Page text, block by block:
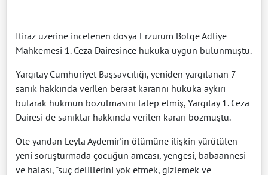
İtiraz üzerine incelenen dosya Erzurum Bölge Adliye
Mahkemesi 1. Ceza Dairesince hukuka uygun bulunmuştu.
Yargıtay Cumhuriyet Başsavcılığı, yeniden yargılanan 7
sanık hakkında verilen beraat kararını hukuka aykırı
bularak hükmün bozulmasını talep etmiş, Yargıtay 1. Ceza
Dairesi de sanıklar hakkında verilen kararı bozmuştu.
Öte yandan Leyla Aydemir'in ölümüne ilişkin yürütülen
yeni soruşturmada çocuğun amcası, yengesi, babaannesi
ve halası, "suç delillerini yok etmek, gizlemek ve